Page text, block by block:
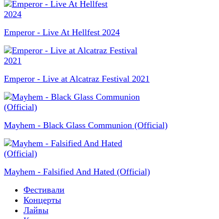
Emperor - Live At Hellfest 2024
Emperor - Live at Alcatraz Festival 2021
Mayhem - Black Glass Communion (Official)
Mayhem - Falsified And Hated (Official)
Фестивали
Концерты
Лайвы